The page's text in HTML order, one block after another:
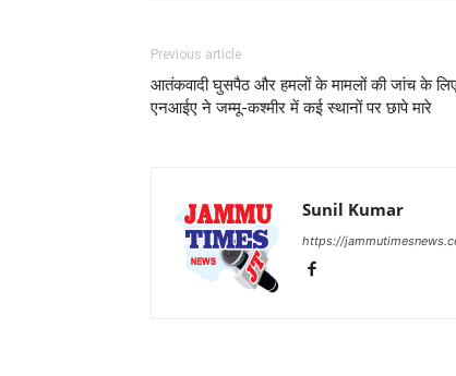
Previous article
आतंकवादी घुसपैठ और हमलों के मामलों की जांच के
एनआईए ने जम्मू-कश्मीर में कई स्थानों पर छापे मारे
Sunil Kumar
https://